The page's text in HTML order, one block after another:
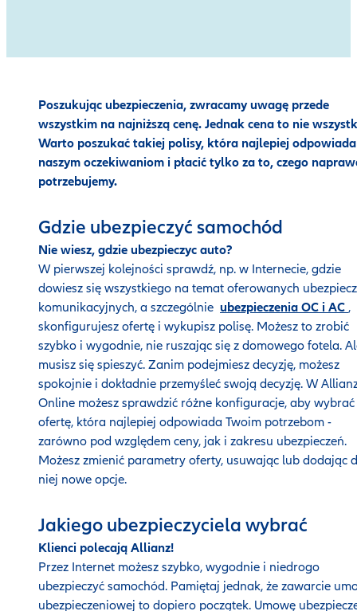
Poszukując ubezpieczenia, zwracamy uwagę przede
wszystkim na najniższą cenę. Jednak cena to nie
Warto poszukać takiej polisy, która najlepiej odpowiada
naszym oczekiwaniom i płacić tylko za to, czego
potrzebujemy.
Gdzie ubezpieczyć samochód
Nie wiesz, gdzie ubezpieczyc auto?
W pierwszej kolejności sprawdź, np. w Internecie, gdzie
dowiesz się wszystkiego na temat oferowanych
komunikacyjnych, a szczególnie ubezpieczenia OC i AC ,
skonfigurujesz ofertę i wykupisz polisę. Możesz to zrobić
szybko i wygodnie, nie ruszając się z domowego fotela.
musisz się spieszyć. Zanim podejmiesz decyzję, możesz
spokojnie i dokładnie przemyśleć swoją decyzję. W
Online możesz sprawdzić różne konfiguracje, aby
ofertę, która najlepiej odpowiada Twoim potrzebom -
zarówno pod względem ceny, jak i zakresu ubezpieczeń.
Możesz zmienić parametry oferty, usuwając lub dodając
niej nowe opcje.
Jakiego ubezpieczyciela wybrać
Klienci polecają Allianz!
Przez Internet możesz szybko, wygodnie i niedrogo
ubezpieczyć samochód. Pamiętaj jednak, że zawarcie
ubezpieczeniowej to dopiero początek. Umowę